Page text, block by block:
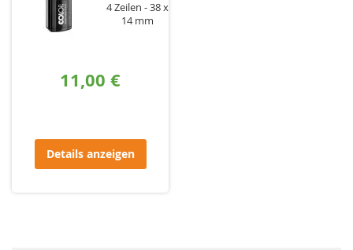
4 Zeilen
38 x
14 mm
11,00 €
Details anzeigen